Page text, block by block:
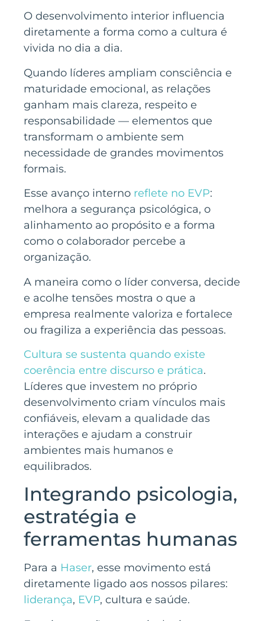
O desenvolvimento interior influencia
diretamente a forma como a cultura é
vivida no dia a dia.
Quando líderes ampliam consciência e
maturidade emocional, as relações
ganham mais clareza, respeito e
responsabilidade — elementos que
transformam o ambiente sem
necessidade de grandes movimentos
formais.
Esse avanço interno reflete no EVP:
melhora a segurança psicológica, o
alinhamento ao propósito e a forma
como o colaborador percebe a
organização.
A maneira como o líder conversa, decide
e acolhe tensões mostra o que a
empresa realmente valoriza e fortalece
ou fragiliza a experiência das pessoas.
Cultura se sustenta quando existe
coerência entre discurso e prática.
Líderes que investem no próprio
desenvolvimento criam vínculos mais
confiáveis, elevam a qualidade das
interações e ajudam a construir
ambientes mais humanos e
equilibrados.
Integrando psicologia,
estratégia e
ferramentas humanas
Para a Haser, esse movimento está
diretamente ligado aos nossos pilares:
liderança, EVP, cultura e saúde.